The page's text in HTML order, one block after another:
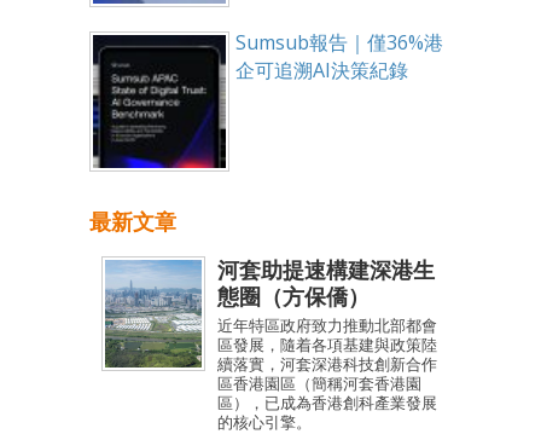
Sumsub報告｜僅36%港
企可追溯AI決策紀錄
最新文章
河套助提速構建深港生
態圈（方保僑）
近年特區政府致力推動北部都會
區發展，隨着各項基建與政策陸
續落實，河套深港科技創新合作
區香港園區（簡稱河套香港園
區），已成為香港創科產業發展
的核心引擎。